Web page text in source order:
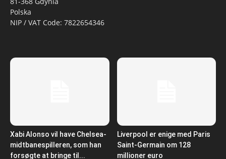
Polska
NIP / VAT Code: 7822654346
Xabi Alonso vil have Chelsea-
midtbanespilleren, som han
forsøgte at bringe til...
Liverpool er enige med Paris
Saint-Germain om 128
millioner euro